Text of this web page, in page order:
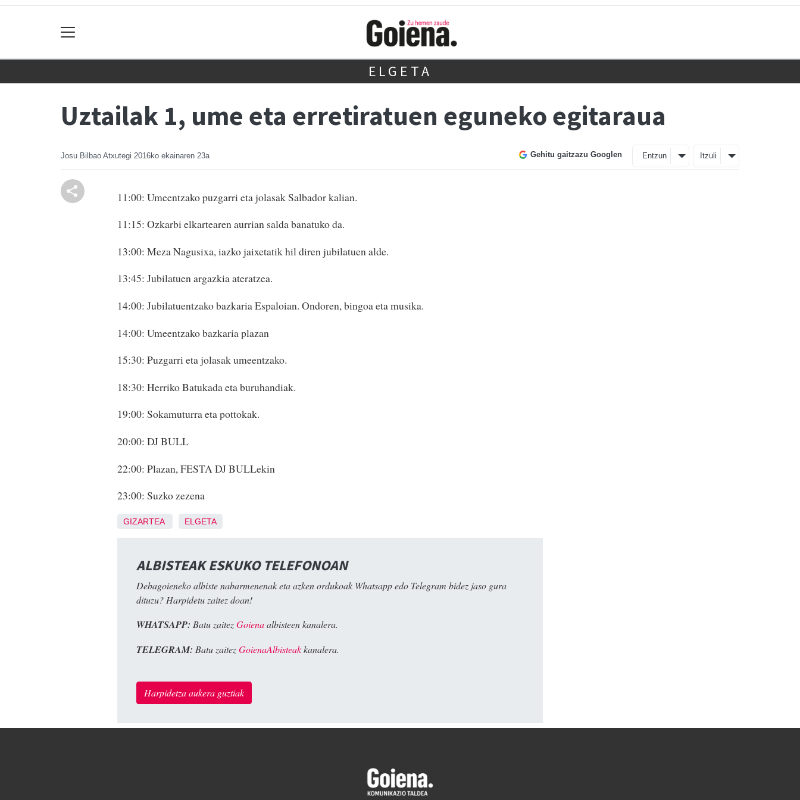
ELGETA
Uztailak 1, ume eta erretiratuen eguneko egitaraua
Josu Bilbao Atxutegi 2016ko ekainaren 23a Gehitu gaitzazu Googlen Entzun Itzuli
11:00: Umeentzako puzgarri eta jolasak Salbador kalian.
11:15: Ozkarbi elkartearen aurrian salda banatuko da.
13:00: Meza Nagusixa, iazko jaixetatik hil diren jubilatuen alde.
13:45: Jubilatuen argazkia ateratzea.
14:00: Jubilatuentzako bazkaria Espaloian. Ondoren, bingoa eta musika.
14:00: Umeentzako bazkaria plazan
15:30: Puzgarri eta jolasak umeentzako.
18:30: Herriko Batukada eta buruhandiak.
19:00: Sokamuturra eta pottokak.
20:00: DJ BULL
22:00: Plazan, FESTA DJ BULLekin
23:00: Suzko zezena
GIZARTEA ELGETA
ALBISTEAK ESKUKO TELEFONOAN
Debagoieneko albiste nabarmenenak eta azken ordukoak Whatsapp edo Telegram bidez jaso gura
dituzu? Harpidetu zaitez doan!
WHATSAPP: Batu zaitezGoienaalbisteen kanalera.
TELEGRAM: Batu zaitezGoienaAlbisteakkanalera.
Harpidetza aukera guztiak